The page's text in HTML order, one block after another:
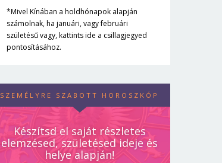
*Mivel Kínában a holdhónapok alapján
számolnak, ha januári, vagy februári
születésű vagy, kattints ide a csillagjegyed
pontosításához.
SZEMÉLYRE SZABOTT HOROSZKÓP
Készítsd el saját részletes
elemzésed, születésed ideje és
helye alapján!